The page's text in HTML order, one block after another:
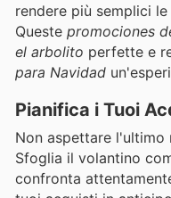
rendere più semplici
Queste promociones
el arbolito perfette e
para Navidad
Pianifica i Tuoi
Non aspettare
Sfoglia il volantino
confronta